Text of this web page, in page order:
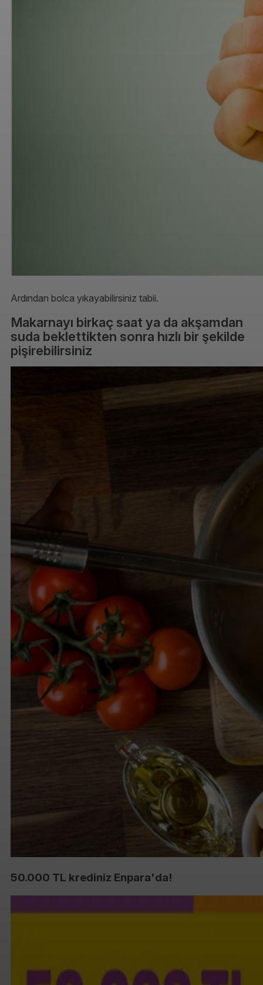
Ardından bolca yıkayabilirsiniz tabii.
Makarnayı birkaç saat ya da akşamdan
suda beklettikten sonra hızlı bir şekilde
pişirebilirsiniz
50.000 TL krediniz Enpara'da!